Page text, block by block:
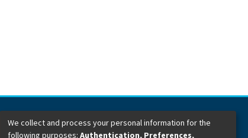
Dirección General de Bibliotecas
We collect and process your personal information for the
following purposes: Authentication, Preferences,